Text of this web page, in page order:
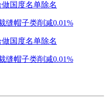
国度名单除名
缝帽子类削减0.01%
国度名单除名
缝帽子类削减0.01%